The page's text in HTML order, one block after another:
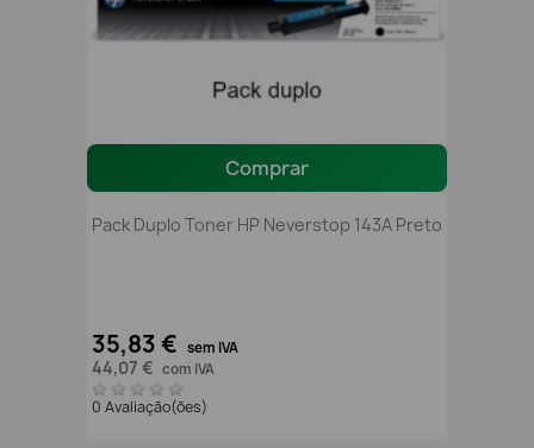
Comprar
Pack Duplo Toner HP Neverstop 143A Preto
35,83 € sem IVA
44,07 € com IVA
0 Avaliação(ões)